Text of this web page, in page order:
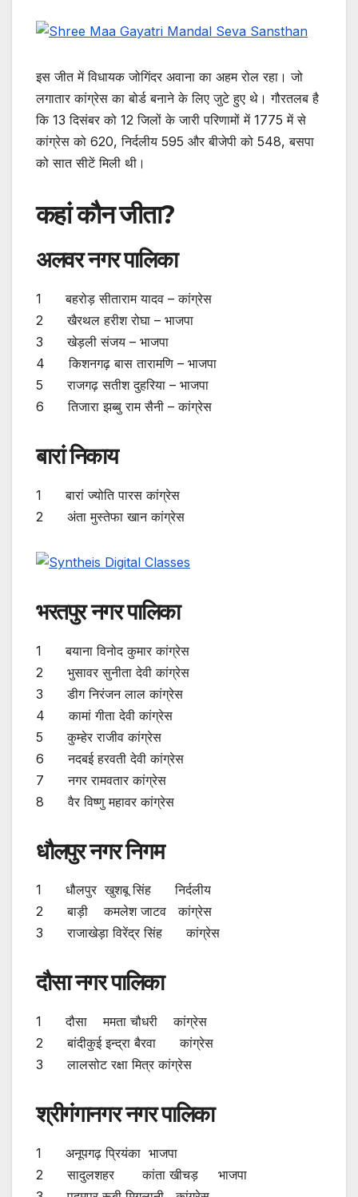
इस जीत में विधायक जोगिंदर अवाना का अहम रोल रहा। जो
लगातार कांग्रेस का बोर्ड बनाने के लिए जुटे हुए थे। गौरतलब है
कि 13 दिसंबर को 12 जिलों के जारी परिणामों में 1775 में से
कांग्रेस को 620, निर्दलीय 595 और बीजेपी को 548, बसपा
को सात सीटें मिली थी।
कहां कौन जीता?
अलवर नगर पालिका
1 बहरोड़ सीताराम यादव – कांग्रेस
2 खैरथल हरीश रोघा – भाजपा
3 खेड़ली संजय – भाजपा
4 किशनगढ़ बास तारामणि – भाजपा
5 राजगढ़ सतीश दुहरिया – भाजपा
6 तिजारा झब्बु राम सैनी – कांग्रेस
बारां निकाय
1 बारां ज्योति पारस कांग्रेस
2 अंता मुस्तेफा खान कांग्रेस
भरतपुर नगर पालिका
1 बयाना विनोद कुमार कांग्रेस
2 भुसावर सुनीता देवी कांग्रेस
3 डीग निरंजन लाल कांग्रेस
4 कामां गीता देवी कांग्रेस
5 कुम्हेर राजीव कांग्रेस
6 नदबई हरवती देवी कांग्रेस
7 नगर रामवतार कांग्रेस
8 वैर विष्णु महावर कांग्रेस
धौलपुर नगर निगम
1 धौलपुर खुशबू सिंह निर्दलीय
2 बाड़ी कमलेश जाटव कांग्रेस
3 राजाखेड़ा विरेंद्र सिंह कांग्रेस
दौसा नगर पालिका
1 दौसा ममता चौधरी कांग्रेस
2 बांदीकुई इन्द्रा बैरवा कांग्रेस
3 लालसोट रक्षा मित्र कांग्रेस
श्रीगंगानगर नगर पालिका
1 अनूपगढ़ प्रियंका भाजपा
2 सादुलशहर कांता खीचड़ भाजपा